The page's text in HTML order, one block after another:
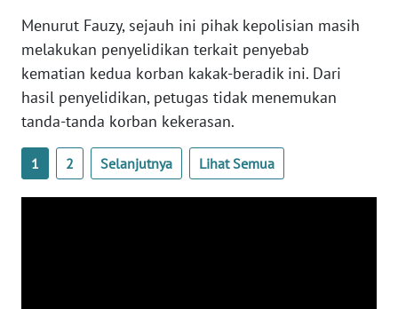
Menurut Fauzy, sejauh ini pihak kepolisian masih
melakukan penyelidikan terkait penyebab
kematian kedua korban kakak-beradik ini. Dari
hasil penyelidikan, petugas tidak menemukan
tanda-tanda korban kekerasan.
1 2 Selanjutnya Lihat Semua
WN
KEPRI
WN